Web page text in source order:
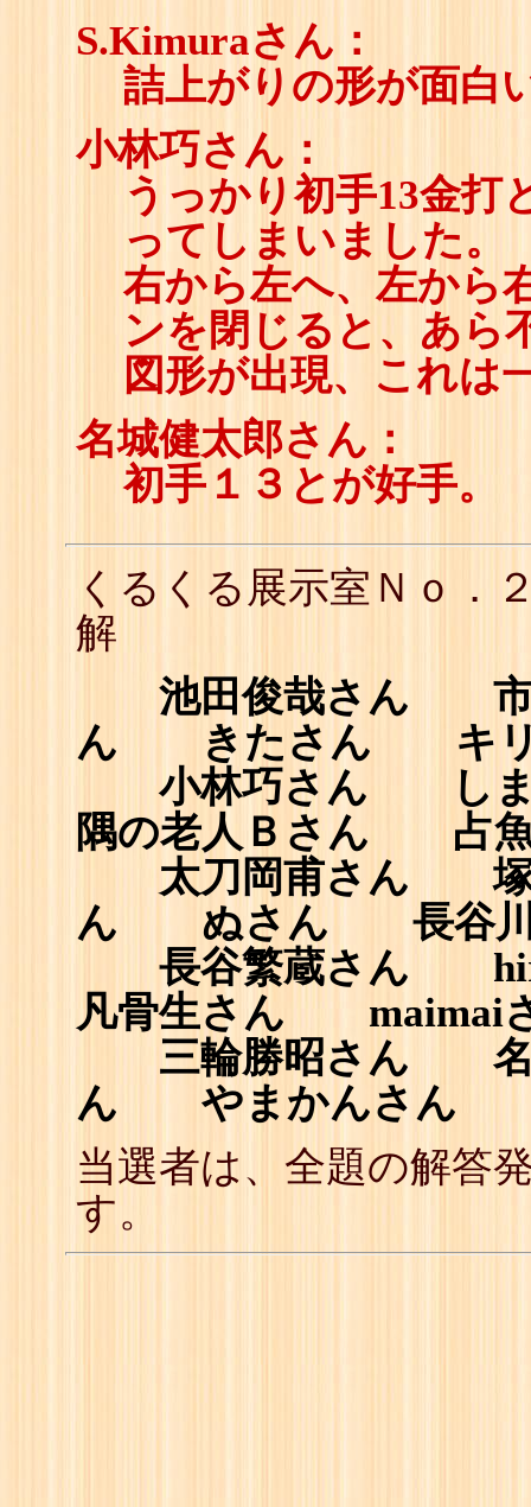
S.Kimuraさん：
詰上がりの形が面白
小林巧さん：
うっかり初手13金打
ってしまいました。
右から左へ、左から
ンを閉じると、あら
図形が出現、これは
名城健太郎さん：
初手１３とが好手。
くるくる展示室Ｎｏ
解
池田俊哉さん 市
ん きたさん キリ
小林巧さん し
隅の老人Ｂさん 占
太刀岡甫さん 塚
ん ぬさん 長谷川
長谷繁蔵さん
凡骨生さん maimai
三輪勝昭さん 名
ん やまかんさん
当選者は、全題の解答
す。